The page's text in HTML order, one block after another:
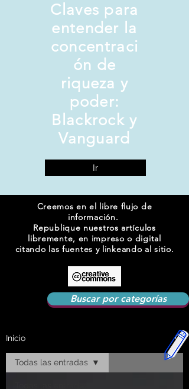
Claves para
entender la
concentraci
ón de
riqueza y
poder:
Blackrock y
Vanguard
Ir
Creemos en el libre flujo de
información.
Republique nuestros artículos
libremente, en impreso o digital
citando las fuentes y linkeando al sitio.
Buscar por categorías
Inicio
Todas las entradas